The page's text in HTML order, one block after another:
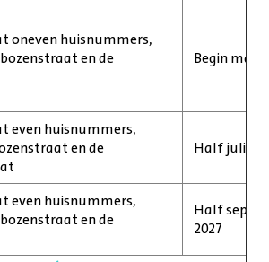
oneven huisnummers,
en de
Begin
even huisnummers,
en de
Half juli
even huisnummers,
en de
Half
2027